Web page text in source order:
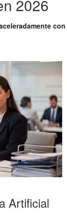
2026
con
Artificial